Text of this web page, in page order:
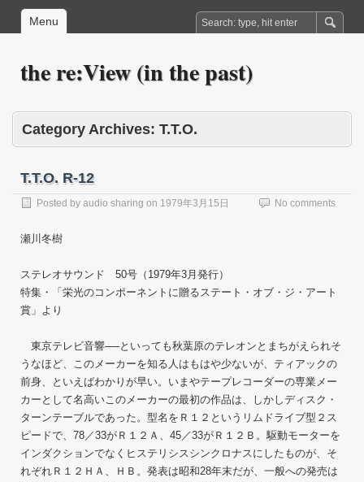
Menu
the re:View (in the past)
Category Archives: T.T.O.
T.T.O. R-12
Posted by audio sharing on 1979年3月15日 No comments
瀬川冬樹
ステレオサウンド 50号（1979年3月発行）
特集・「栄光のコンポーネントに贈るステート・オブ・ジ・アート
賞」より
東京テレビ音響──といっても秋葉原のテレオンとまちがえられそ
うなほど、このメーカーを知る人はもはや少ないが、ティアックの
前身、といえばわかりが早い。いまやテープレコーダーの専業メー
カーとして名高いこのメーカーの最初の作品は、しかしディスク・
ターンテーブルであった。型名をＲ１２というリムドライブ型２ス
ピードで、78／33がＲ１２Ａ、45／33がＲ１２Ｂ。駆動モーターを
インダクションでなくヒステリシスシンクロナスにしたものが、そ
れぞれＲ１２ＨＡ、ＨＢ。発表は昭和28年末だが、一般への発売は